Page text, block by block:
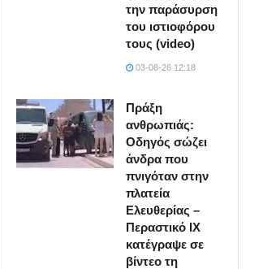
την παράσυρση
του ιστιοφόρου
τους (video)
03-08-26 12:18
Πράξη
ανθρωπιάς:
Οδηγός σώζει
άνδρα που
πνιγόταν στην
πλατεία
Ελευθερίας –
Περαστικό ΙΧ
κατέγραψε σε
βίντεο τη